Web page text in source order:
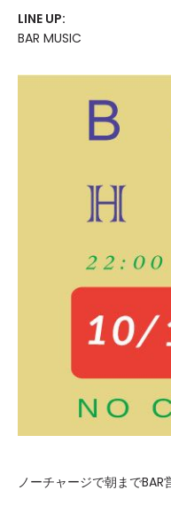
LINE UP:
BAR MUSIC
ノーチャージで朝までBAR